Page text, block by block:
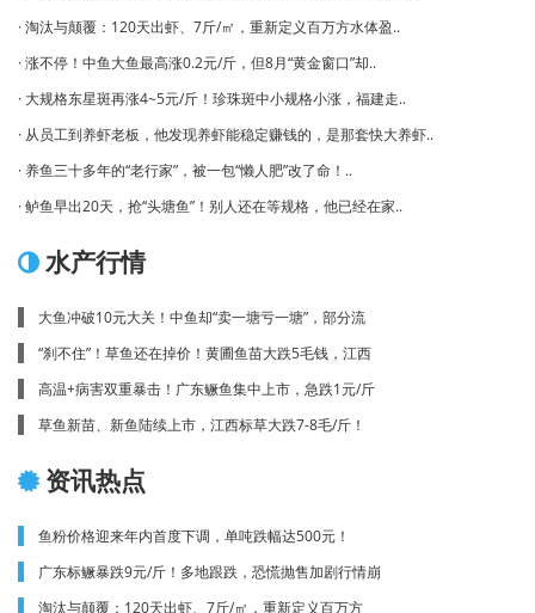
· 淘汰与颠覆：120天出虾、7斤/㎡，重新定义百万方水体盈..
· 涨不停！中鱼大鱼最高涨0.2元/斤，但8月“黄金窗口”却..
· 大规格东星斑再涨4~5元/斤！珍珠斑中小规格小涨，福建走..
· 从员工到养虾老板，他发现养虾能稳定赚钱的，是那套快大养虾..
· 养鱼三十多年的“老行家”，被一包“懒人肥”改了命！..
· 鲈鱼早出20天，抢“头塘鱼”！别人还在等规格，他已经在家..
水产行情
大鱼冲破10元大关！中鱼却“卖一塘亏一塘”，部分流
“刹不住”！草鱼还在掉价！黄圃鱼苗大跌5毛钱，江西
高温+病害双重暴击！广东鳜鱼集中上市，急跌1元/斤
草鱼新苗、新鱼陆续上市，江西标草大跌7-8毛/斤！
资讯热点
鱼粉价格迎来年内首度下调，单吨跌幅达500元！
广东标鳜暴跌9元/斤！多地跟跌，恐慌抛售加剧行情崩
淘汰与颠覆：120天出虾、7斤/㎡，重新定义百万方